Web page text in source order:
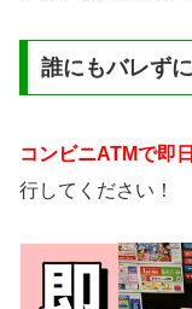
誰にもバレず
コンビニATMで即
行してください！